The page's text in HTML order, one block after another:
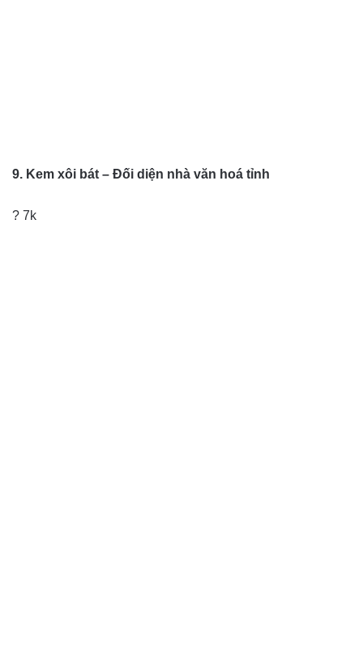
9. Kem xôi bát – Đối diện nhà văn hoá tỉnh
? 7k